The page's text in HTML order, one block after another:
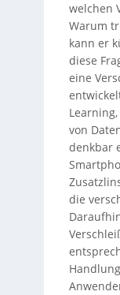
welchen
Warum
kann er
diese
eine
von
denkbar
die